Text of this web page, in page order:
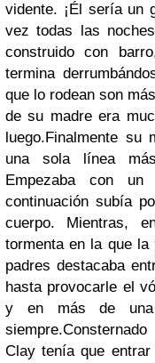
vidente. ¡Él sería un
vez todas las
construido con
termina
que lo rodean son
de su madre era
luego.Finalmente su
una sola línea
Empezaba con
continuación subía
cuerpo. Mientras,
tormenta en la que
padres destacaba
hasta provocarle el
y en más de una
siempre.
Clay tenía que